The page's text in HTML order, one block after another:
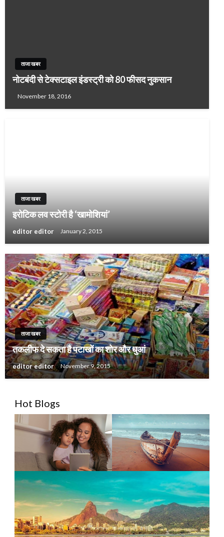
ताजा खबर
नोटबंदी से टेक्‍सटाइल इंडस्ट्री को 80 फीसद नुकसान
November 18, 2016
ताजा खबर
इरोटिक लव स्टोरी है ‘खामोशियां’
editor editor January 2, 2015
ताजा खबर
तकलीफ दे सकता है पटाखों का शोर और धुआं
editor editor November 9, 2015
Hot Blogs